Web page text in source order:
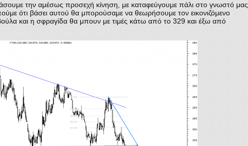
την αμέσως προσεχή κίνηση, με καταφεύγουμε πάλι στο γνωστό μας
ότι βάσει αυτού θα μπορούσαμε να θεωρήσουμε τον εικονιζόμενο
και η σφραγίδα θα μπουν με τιμές κάτω από το 329 και έξω από